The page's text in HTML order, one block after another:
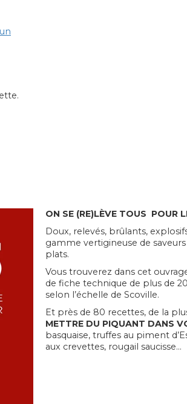
ON SE (RE)LÈVE TOUS POUR
Doux, relevés, brûlants,
gamme vertigineuse de
plats.
Vous trouverez dans cet
de fiche technique de plus de
selon l’échelle de Scoville.
Et près de 80 recettes, de la
METTRE DU PIQUANT DANS
basquaise, truffes au piment
aux crevettes, rougail saucisse…